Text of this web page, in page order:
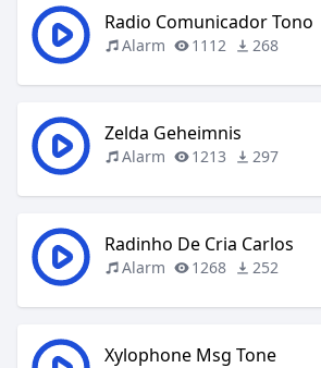
Radio Comunicador Tono
Alarm 1112 268
Zelda Geheimnis
Alarm 1213 297
Radinho De Cria Carlos
Alarm 1268 252
Xylophone Msg Tone